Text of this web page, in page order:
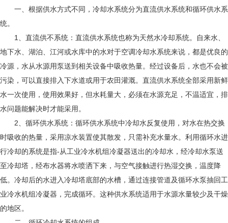
一、根据供水方式不同，冷却水系统分为直流供水系统和循环供水系
统。
1、直流供不系统：直流供水系统也称为天然水冷却系统。自来水、
地下水、湖泊、江河或水库中的水对于空调冷却水系统来说，都是优良的
冷源，水从水源用泵送到相关设备中吸收热量。经过设备后，水也不会被
污染，可以直接排入下水道或用于农田灌溉。直流供水系统全部采用新鲜
水一次使用，使用效果好，但水耗量大，必须在水源充足，不温适宜，排
水问题能解决时才能采用。
2、循环供水系统：循环供水系统中冷却水反复使用，对水在热交换
时吸收的热量，采用凉水装置使其散发，只需补充水量水。利用循环水进
行冷却的系统是指-从工业冷水机组冷凝器送出的冷却水，经冷却水泵送
至冷却塔，经布水器将水喷洒下来，与空气接触进行热湿交换，温度降
低。冷却后的水进入冷却塔底部的水槽，通过连接管道及循环水泵抽回工
业冷水机组冷凝器，完成循环。这种供水系统适用于水源水量较少及干燥
的地区。